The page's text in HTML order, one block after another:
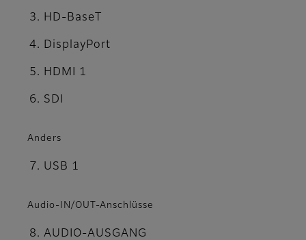
HD-BaseT
DisplayPort
HDMI 1
SDI
Anders
USB 1
Audio-IN/OUT-Anschlüsse
AUDIO-AUSGANG